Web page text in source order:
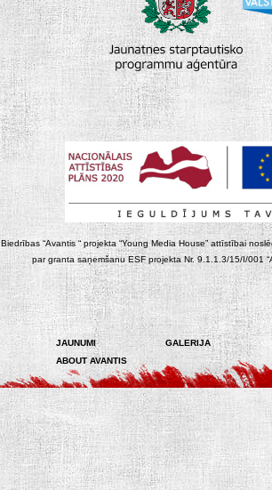
Biedrības “Avantis “ projekta “Young Media House” attīstībai
par granta saņemšanu ESF projekta Nr. 9.1.1.3/15/I/001
JAUNUMI
GALERIJA
ABOUT AVANTIS